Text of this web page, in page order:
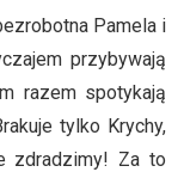
Pamela i
przybywają
razem spotykają
tylko Krychy,
zdradzimy! Za to